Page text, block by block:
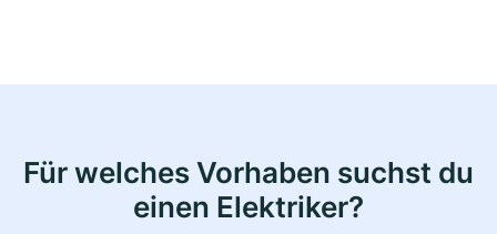
Für welches Vorhaben suchst du
einen Elektriker?